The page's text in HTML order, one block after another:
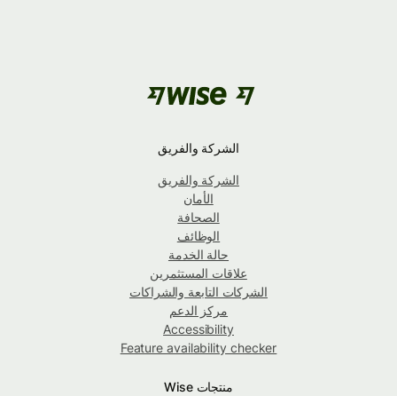
الشركة والفريق
الشركة والفريق
الأمان
الصحافة
الوظائف
حالة الخدمة
علاقات المستثمرين
الشركات التابعة والشراكات
مركز الدعم
Accessibility
Feature availability checker
منتجات Wise